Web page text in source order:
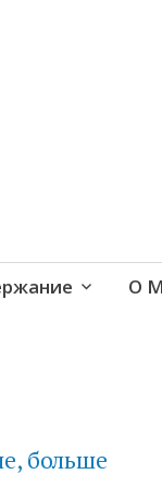
О
больше